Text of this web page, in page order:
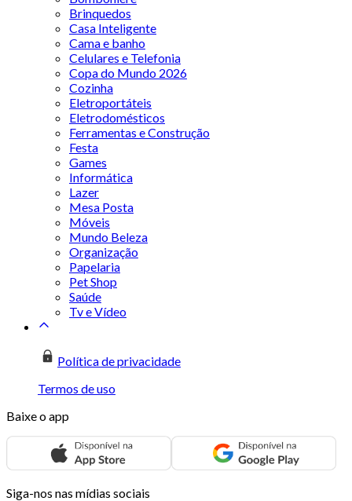
Brinquedos
Casa Inteligente
Cama e banho
Celulares e Telefonia
Copa do Mundo 2026
Cozinha
Eletroportáteis
Eletrodomésticos
Ferramentas e Construção
Festa
Games
Informática
Lazer
Mesa Posta
Móveis
Mundo Beleza
Organização
Papelaria
Pet Shop
Saúde
Tv e Vídeo
Política de privacidade
Termos de uso
Baixe o app
Siga-nos nas mídias sociais